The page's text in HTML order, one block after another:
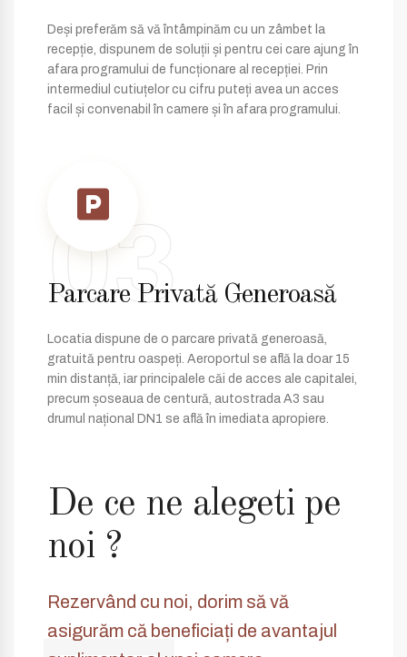
De ce ne alegeti pe
noi ?
Rezervând cu noi, dorim să vă
asigurăm că beneficiați de avantajul
Deși preferăm să vă întâmpinăm cu un zâmbet la
recepție, dispunem de soluții și pentru cei care ajung în
afara programului de funcționare al recepției. Prin
intermediul cutiuțelor cu cifru puteți avea un acces
facil și convenabil în camere și în afara programului.
Parcare Privată Generoasă
Locatia dispune de o parcare privată generoasă,
gratuită pentru oaspeți. Aeroportul se află la doar 15
min distanță, iar principalele căi de acces ale capitalei,
precum șoseaua de centură, autostrada A3 sau
drumul național DN1 se află în imediata apropiere.
03